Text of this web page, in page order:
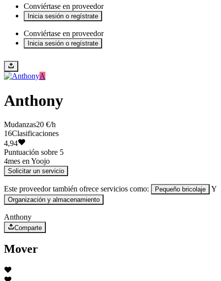
Conviértase en proveedor
Inicia sesión o regístrate
Conviértase en proveedor
Inicia sesión o regístrate
A
Anthony
Mudanzas20 €/h
16Clasificaciones
4,94
Puntuación sobre 5
4mes en Yoojo
Solicitar un servicio
Este proveedor también ofrece servicios como: Pequeño bricolaje Y
Organización y almacenamiento
Anthony
Comparte
Mover